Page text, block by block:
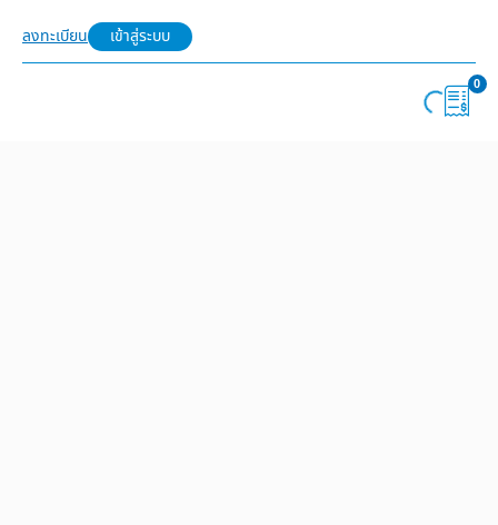
ลงทะเบียน เข้าสู่ระบบ
0